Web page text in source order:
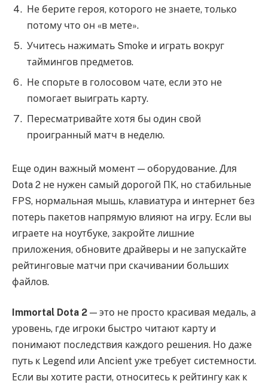
Не берите героя, которого не знаете, только
потому что он «в мете».
Учитесь нажимать Smoke и играть вокруг
таймингов предметов.
Не спорьте в голосовом чате, если это не
помогает выиграть карту.
Пересматривайте хотя бы один свой
проигранный матч в неделю.
Еще один важный момент — оборудование. Для
Dota 2 не нужен самый дорогой ПК, но стабильные
FPS, нормальная мышь, клавиатура и интернет без
потерь пакетов напрямую влияют на игру. Если вы
играете на ноутбуке, закройте лишние
приложения, обновите драйверы и не запускайте
рейтинговые матчи при скачивании больших
файлов.
Immortal Dota 2 — это не просто красивая медаль, а
уровень, где игроки быстро читают карту и
понимают последствия каждого решения. Но даже
путь к Legend или Ancient уже требует системности.
Если вы хотите расти, относитесь к рейтингу как к